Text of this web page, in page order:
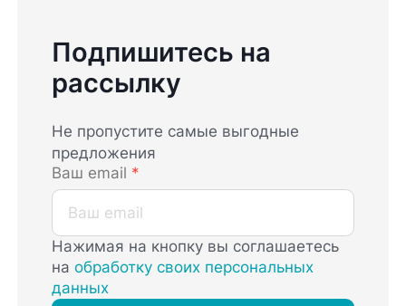
Подпишитесь на
рассылку
Не пропустите самые выгодные
предложения
Ваш email *
Нажимая на кнопку вы соглашаетесь
наобработку своих персональных
данных